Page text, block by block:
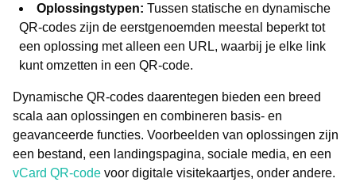
Oplossingstypen: Tussen statische en dynamische
QR-codes zijn de eerstgenoemden meestal beperkt tot
een oplossing met alleen een URL, waarbij je elke link
kunt omzetten in een QR-code.
Dynamische QR-codes daarentegen bieden een breed
scala aan oplossingen en combineren basis- en
geavanceerde functies. Voorbeelden van oplossingen zijn
een bestand, een landingspagina, sociale media, en een
vCard QR-code voor digitale visitekaartjes, onder andere.